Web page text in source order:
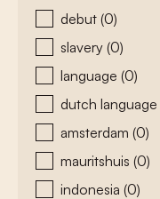
debut (0)
slavery (0)
language (0)
dutch language
amsterdam (0)
mauritshuis (0)
indonesia (0)